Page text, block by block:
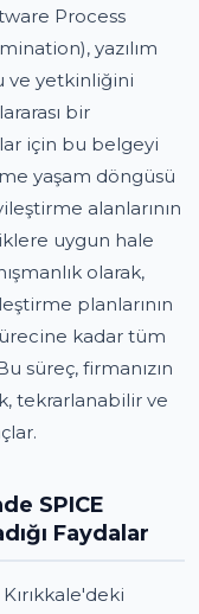
Process
yazılım
ve yetkinliğini
bir
için bu belgeyi
yaşam döngüsü
alanlarının
uygun hale
olarak,
planlarının
kadar tüm
süreç, firmanızın
tekrarlanabilir ve
SPICE
Faydalar